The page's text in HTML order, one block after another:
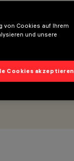
von Cookies auf Ihrem
und unsere
Cookies akzeptieren